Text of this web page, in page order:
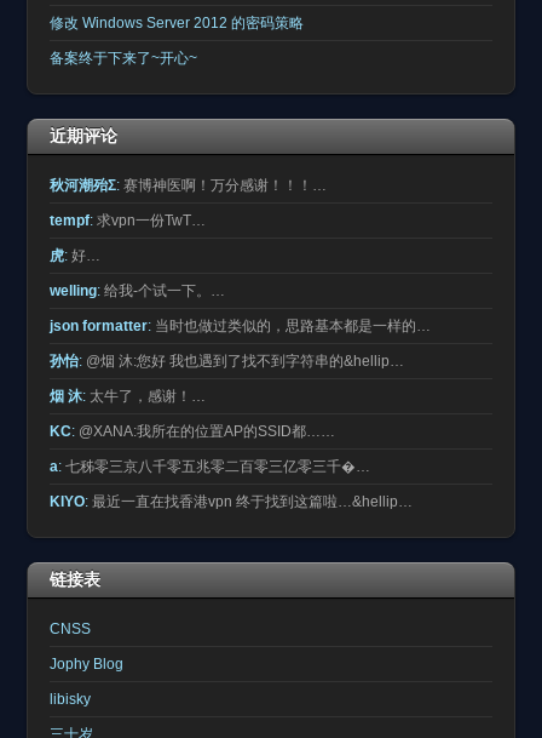
修改 Windows Server 2012 的密码策略
备案终于下来了~开心~
近期评论
秋河潮殆Σ: 赛博神医啊！万分感谢！！！…
tempf: 求vpn一份TwT…
虎: 好…
welling: 给我-个试一下。…
json formatter: 当时也做过类似的，思路基本都是一样的…
孙怡: @烟 沐:您好 我也遇到了找不到字符串的&hellip…
烟 沐: 太牛了，感谢！…
KC: @XANA:我所在的位置AP的SSID都……
a: 七秭零三京八千零五兆零二百零三亿零三千�…
KIYO: 最近一直在找香港vpn 终于找到这篇啦…&hellip…
链接表
CNSS
Jophy Blog
libisky
三十岁